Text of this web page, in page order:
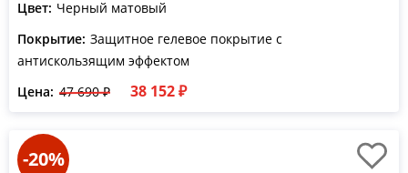
Цвет: Черный матовый
Покрытие: Защитное гелевое покрытие с
антискользящим эффектом
Цена: 47 690 ₽ 38 152 ₽
-20%